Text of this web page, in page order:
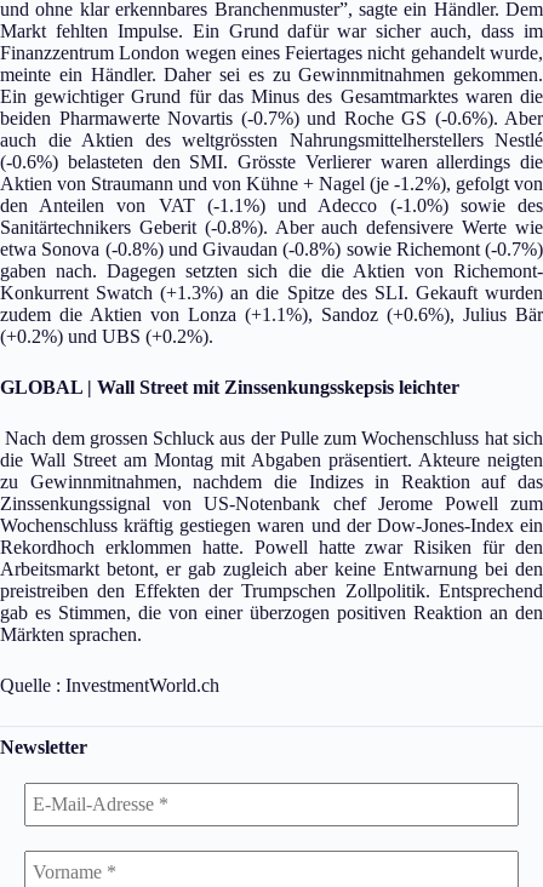
und ohne klar erkennbares Branchenmuster”, sagte ein Händler. Dem
Markt fehlten Impulse. Ein Grund dafür war sicher auch, dass im
Finanzzentrum London wegen eines Feiertages nicht gehandelt wurde,
meinte ein Händler. Daher sei es zu Gewinnmitnahmen gekommen.
Ein gewichtiger Grund für das Minus des Gesamtmarktes waren die
beiden Pharmawerte Novartis (-0.7%) und Roche GS (-0.6%). Aber
auch die Aktien des weltgrössten Nahrungsmittelherstellers Nestlé
(-0.6%) belasteten den SMI. Grösste Verlierer waren allerdings die
Aktien von Straumann und von Kühne + Nagel (je -1.2%), gefolgt von
den Anteilen von VAT (-1.1%) und Adecco (-1.0%) sowie des
Sanitärtechnikers Geberit (-0.8%). Aber auch defensivere Werte wie
etwa Sonova (-0.8%) und Givaudan (-0.8%) sowie Richemont (-0.7%)
gaben nach. Dagegen setzten sich die die Aktien von Richemont-
Konkurrent Swatch (+1.3%) an die Spitze des SLI. Gekauft wurden
zudem die Aktien von Lonza (+1.1%), Sandoz (+0.6%), Julius Bär
(+0.2%) und UBS (+0.2%).
GLOBAL | Wall Street mit Zinssenkungsskepsis leichter
Nach dem grossen Schluck aus der Pulle zum Wochenschluss hat sich
die Wall Street am Montag mit Abgaben präsentiert. Akteure neigten
zu Gewinnmitnahmen, nachdem die Indizes in Reaktion auf das
Zinssenkungssignal von US-Notenbank chef Jerome Powell zum
Wochenschluss kräftig gestiegen waren und der Dow-Jones-Index ein
Rekordhoch erklommen hatte. Powell hatte zwar Risiken für den
Arbeitsmarkt betont, er gab zugleich aber keine Entwarnung bei den
preistreiben den Effekten der Trumpschen Zollpolitik. Entsprechend
gab es Stimmen, die von einer überzogen positiven Reaktion an den
Märkten sprachen.
Quelle : InvestmentWorld.ch
Newsletter